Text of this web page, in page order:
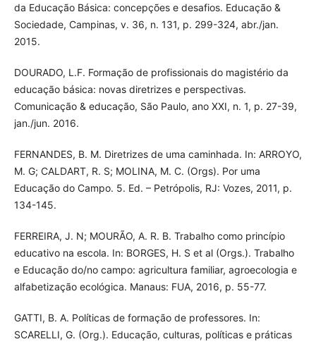
da Educação Básica: concepções e desafios. Educação &
Sociedade, Campinas, v. 36, n. 131, p. 299-324, abr./jan.
2015.
DOURADO, L.F. Formação de profissionais do magistério da
educação básica: novas diretrizes e perspectivas.
Comunicação & educação, São Paulo, ano XXI, n. 1, p. 27-39,
jan./jun. 2016.
FERNANDES, B. M. Diretrizes de uma caminhada. In: ARROYO,
M. G; CALDART, R. S; MOLINA, M. C. (Orgs). Por uma
Educação do Campo. 5. Ed. – Petrópolis, RJ: Vozes, 2011, p.
134-145.
FERREIRA, J. N; MOURÃO, A. R. B. Trabalho como princípio
educativo na escola. In: BORGES, H. S et al (Orgs.). Trabalho
e Educação do/no campo: agricultura familiar, agroecologia e
alfabetização ecológica. Manaus: FUA, 2016, p. 55-77.
GATTI, B. A. Políticas de formação de professores. In:
SCARELLI, G. (Org.). Educação, culturas, políticas e práticas